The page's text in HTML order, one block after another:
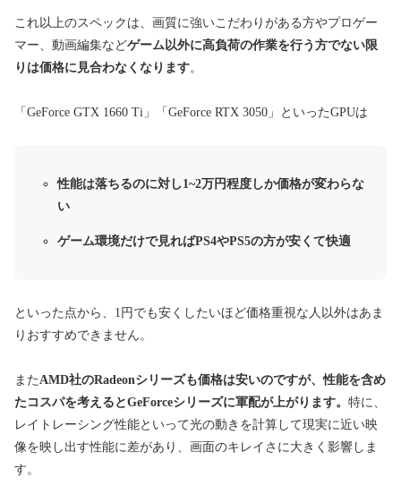
これ以上のスペックは、画質に強いこだわりがある方やプロゲー
マー、動画編集などゲーム以外に高負荷の作業を行う方でない限
りは価格に見合わなくなります。
「GeForce GTX 1660 Ti」「GeForce RTX 3050」といったGPUは
性能は落ちるのに対し1~2万円程度しか価格が変わらな
い
ゲーム環境だけで見ればPS4やPS5の方が安くて快適
といった点から、1円でも安くしたいほど価格重視な人以外はあま
りおすすめできません。
また AMD社のRadeonシリーズも価格は安いのですが、性能を含め
たコスパを考えるとGeForceシリーズに軍配が上がります。 特に、
レイトレーシング性能といって光の動きを計算して現実に近い映
像を映し出す性能に差があり、画面のキレイさに大きく影響しま
す。